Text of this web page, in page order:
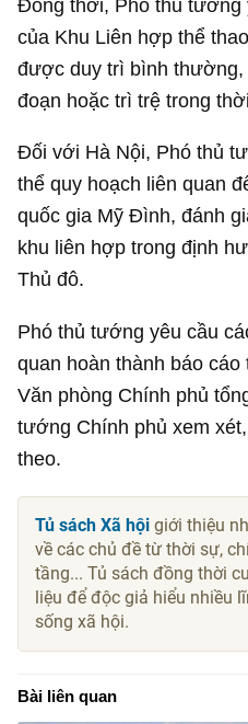
Đồng thời, Phó thủ tướng
của Khu Liên hợp thể
được duy trì bình thường,
đoạn hoặc trì trệ trong
Đối với Hà Nội, Phó thủ
thể quy hoạch liên quan
quốc gia Mỹ Đình, đánh
khu liên hợp trong định
Thủ đô.
Phó thủ tướng yêu cầu
quan hoàn thành báo
Văn phòng Chính phủ
tướng Chính phủ xem
theo.
Tủ sách Xã hội giới thiệu
về các chủ đề từ thời sự,
tầng... Tủ sách đồng thời
liệu để độc giả hiểu nhiều
sống xã hội.
Bài liên quan